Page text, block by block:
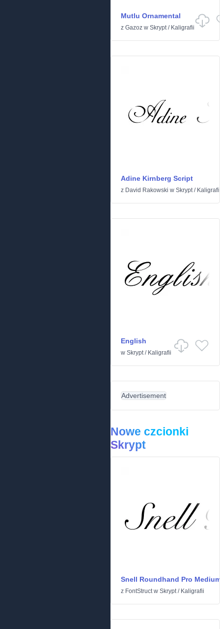
Mutlu Ornamental
z Gazoz w Skrypt/ Kaligrafii
Adine Kirnberg Script
z David Rakowski w Skrypt/ Kaligrafii
English
w Skrypt/ Kaligrafii
Advertisement
Nowe czcionki
Skrypt
Snell Roundhand Pro
z FontStructw Skrypt/ Kaligrafii